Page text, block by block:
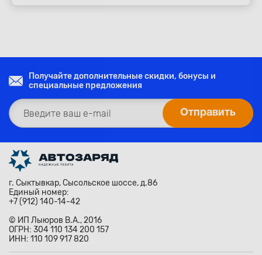
Получайте дополнительные скидки, бонусы и
специальные предложения
г. Сыктывкар, Сысольское шоссе, д.86
Единый номер:
+7 (912) 140-14-42
© ИП Лыюров В.А., 2016
ОГРН: 304 110 134 200 157
ИНН: 110 109 917 820